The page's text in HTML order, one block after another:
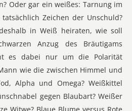
Oder gar ein weißes: Tarnung im
Zeichen der Unschuld?
in Weiß heiraten, wie soll
Anzug des Bräutigams
es dabei nur um die Polarität
wie die zwischen Himmel und
Alpha und Omega? Weißkittel
gegen Blaubart? Weißer